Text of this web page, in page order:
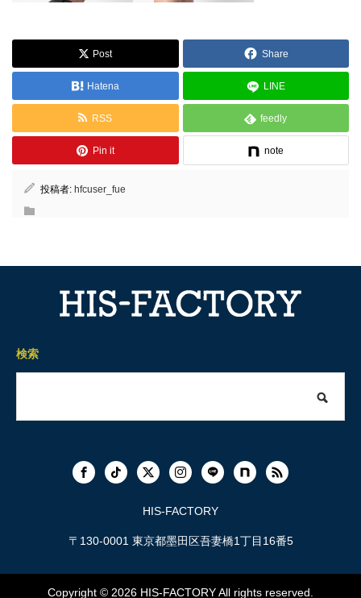
Post Share
Hatena LINE
RSS feedly
Pin it note
投稿者: hfcuser_fue
検索
HIS-FACTORY
〒130-0001 東京都墨田区吾妻橋1丁目16番5
Copyright © 2026 HIS-FACTORYAll rights reserved.